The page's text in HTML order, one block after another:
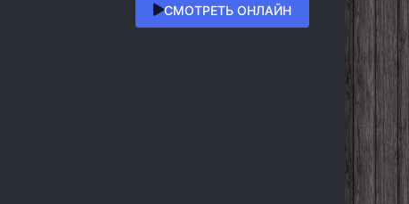
СМОТРЕТЬ ОНЛАЙН